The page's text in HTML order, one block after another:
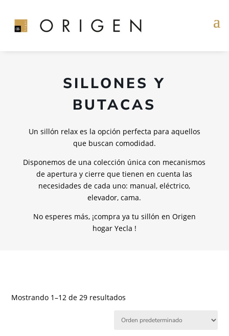
SILLONES Y
BUTACAS
Un sillón relax es la opción perfecta para aquellos
que buscan comodidad.
Disponemos de una colección única con mecanismos
de apertura y cierre que tienen en cuenta las
necesidades de cada uno: manual, eléctrico,
elevador, cama.
No esperes más, ¡compra ya tu sillón en Origen
hogar Yecla !
Mostrando 1–12 de 29 resultados